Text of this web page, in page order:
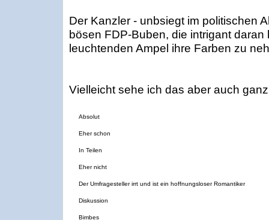
Der Kanzler - unbsiegt im politischen
bösen FDP-Buben, die intrigant daran
leuchtenden Ampel ihre Farben zu
Vielleicht sehe ich das aber auch
Absolut
Eher schon
In Teilen
Eher nicht
Der Umfragesteller irrt und ist ein hoffnungsloser Romantiker
Diskussion
Bimbes